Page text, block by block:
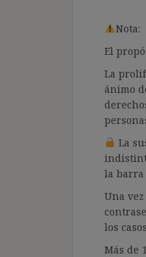
Nota:
El
La
ánimo
La
la barra
Una
los
Más de